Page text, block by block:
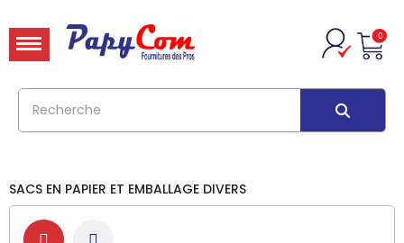
0
SACS EN PAPIER ET EMBALLAGE DIVERS